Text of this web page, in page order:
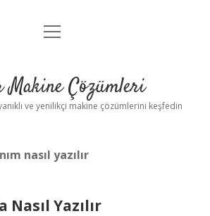
Anasayfa
Yasal Uyarı
menüyü
Makine Çözümleri
ve yenilikçi makine çözümlerini keşfedin
nasıl yazılır
Nasıl Yazılır